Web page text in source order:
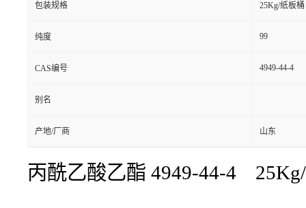
包装规格 25Kg/纸板桶
纯度 99
CAS编号 4949-44-4
别名
产地/厂商 山东
丙酰乙酸乙酯 4949-44-4